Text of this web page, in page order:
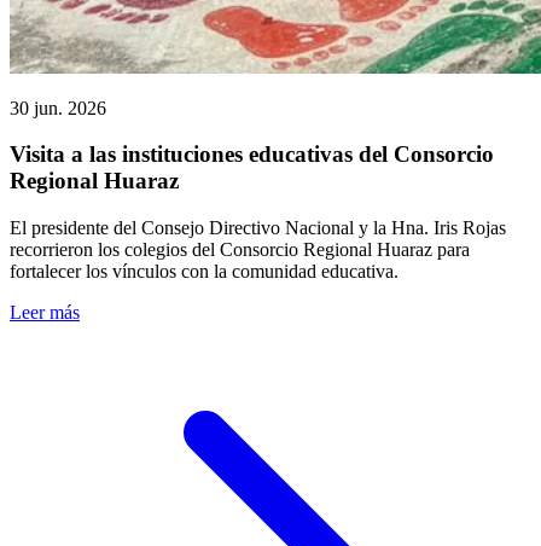
30 jun. 2026
Visita a las instituciones educativas del Consorcio
Regional Huaraz
El presidente del Consejo Directivo Nacional y la Hna. Iris Rojas
recorrieron los colegios del Consorcio Regional Huaraz para
fortalecer los vínculos con la comunidad educativa.
Leer más